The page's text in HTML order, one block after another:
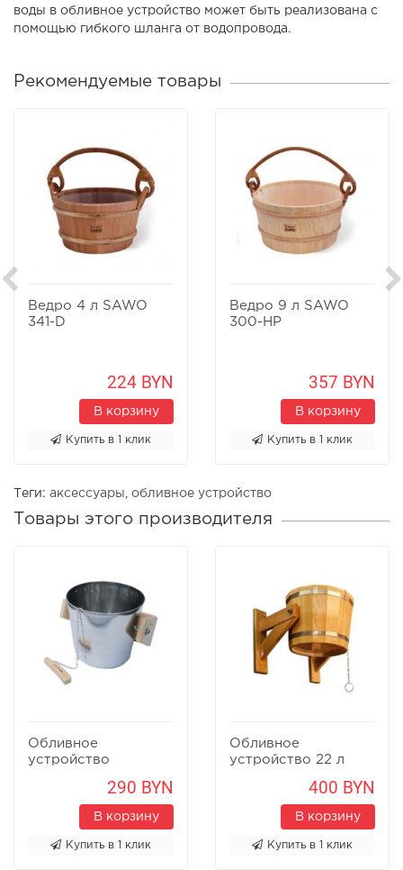
воды в обливное устройство может быть реализована с
помощью гибкого шланга от водопровода.
Рекомендуемые товары
Ведро 4 л SAWO
341-D
224 BYN
В корзину
Купить в 1 клик
Ведро 9 л SAWO
300-НР
357 BYN
В корзину
Купить в 1 клик
Теги: аксессуары обливное устройство
Товары этого производителя
Обливное
устройство
290 BYN
В корзину
Купить в 1 клик
Обливное
устройство 22 л
400 BYN
В корзину
Купить в 1 клик